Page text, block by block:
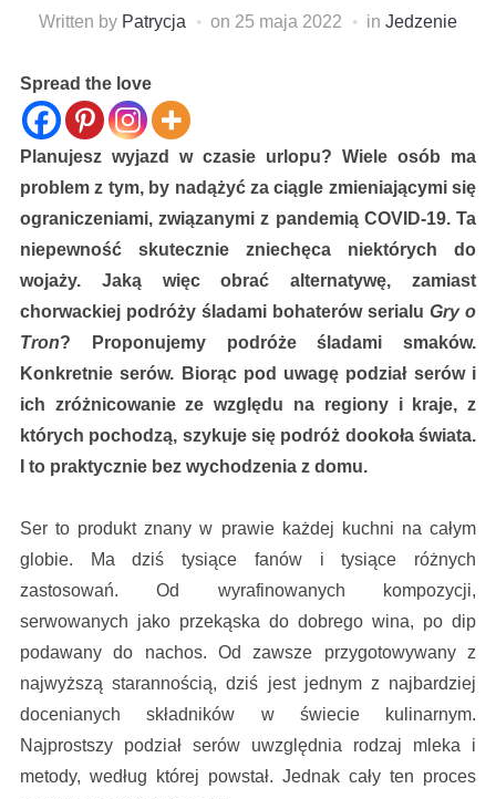
Written by Patrycja on 25 maja 2022 in Jedzenie
Spread the love
Planujesz wyjazd w czasie urlopu? Wiele osób ma
problem z tym, by nadążyć za ciągle zmieniającymi się
ograniczeniami, związanymi z pandemią COVID-19. Ta
niepewność skutecznie zniechęca niektórych do
wojaży. Jaką więc obrać alternatywę, zamiast
chorwackiej podróży śladami bohaterów serialuGry o
Tron? Proponujemy podróże śladami smaków.
Konkretnie serów. Biorąc pod uwagę podział serów i
ich zróżnicowanie ze względu na regiony i kraje, z
których pochodzą, szykuje się podróż dookoła świata.
I to praktycznie bez wychodzenia z domu.
Ser to produkt znany w prawie każdej kuchni na całym
globie. Ma dziś tysiące fanów i tysiące różnych
zastosowań. Od wyrafinowanych kompozycji,
serwowanych jako przekąska do dobrego wina, po dip
podawany do nachos. Od zawsze przygotowywany z
najwyższą starannością, dziś jest jednym z najbardziej
docenianych składników w świecie kulinarnym.
Najprostszy podział serów uwzględnia rodzaj mleka i
metody, według której powstał. Jednak cały ten proces